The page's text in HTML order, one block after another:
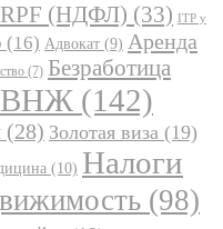
(НДФЛ) (33) ITP y
(16) Адвокат (9) Аренда
(7) Безработица
ВНЖ (142)
(28) Золотая виза (19)
(10) Налоги
(98)